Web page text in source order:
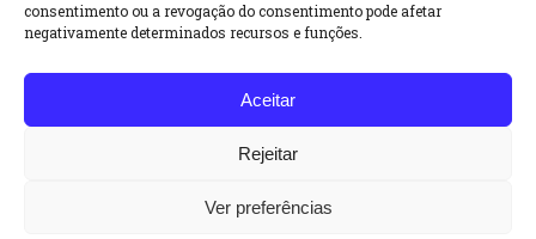
consentimento ou a revogação do consentimento pode afetar
negativamente determinados recursos e funções.
Aceitar
Rejeitar
Ver preferências
Rua Dr. Flores, 62 – cj. 1101 – Centro
(51) 3062 6069
(51) 99587 4263